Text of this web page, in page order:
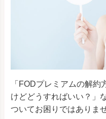
「FODプレミアムの解
けどどうすればいい？」
ついてお困りではありま